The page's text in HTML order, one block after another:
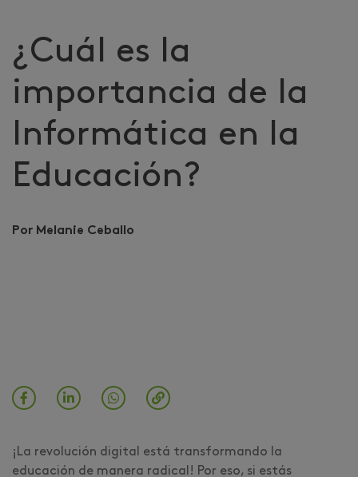
¿Cuál es la
importancia de la
Informática en la
Educación?
Por Melanie Ceballo
¡La revolución digital está transformando la
educación de manera radical! Por eso, si estás